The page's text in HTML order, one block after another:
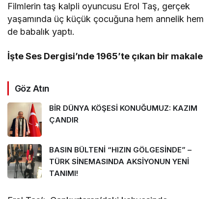
Filmlerin taş kalpli oyuncusu Erol Taş, gerçek
yaşamında üç küçük çocuğuna hem annelik hem
de babalık yaptı.
İşte Ses Dergisi’nde 1965’te çıkan bir makale
Göz Atın
BİR DÜNYA KÖŞESİ KONUĞUMUZ: KAZIM
ÇANDIR
BASIN BÜLTENİ “HIZIN GÖLGESİNDE” –
TÜRK SİNEMASINDA AKSİYONUN YENİ
TANIMI!